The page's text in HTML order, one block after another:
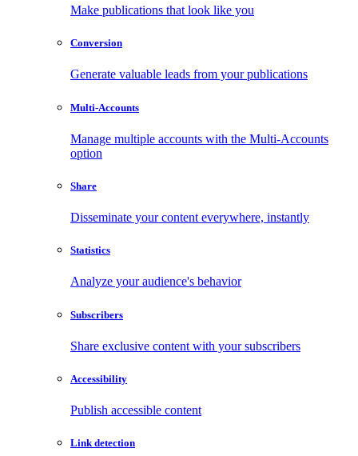
Make publications that look like you
Conversion
Generate valuable leads from your publications
Multi-Accounts
Manage multiple accounts with the Multi-Accounts
option
Share
Disseminate your content everywhere, instantly
Statistics
Analyze your audience's behavior
Subscribers
Share exclusive content with your subscribers
Accessibility
Publish accessible content
Link detection